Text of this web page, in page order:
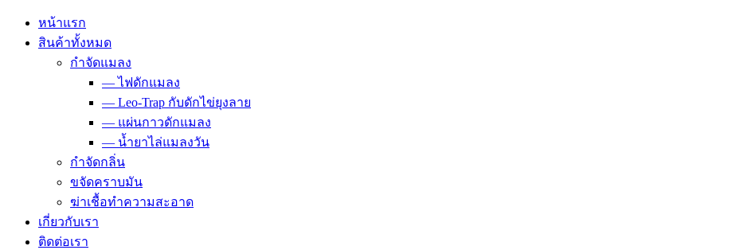
หน้าแรก
สินค้าทั้งหมด
กำจัดแมลง
— ไฟดักแมลง
— Leo-Trap กับดักไข่ยุงลาย
— แผ่นกาวดักแมลง
— น้ำยาไล่แมลงวัน
กำจัดกลิ่น
ขจัดคราบมัน
ฆ่าเชื้อทำความสะอาด
เกี่ยวกับเรา
ติดต่อเรา